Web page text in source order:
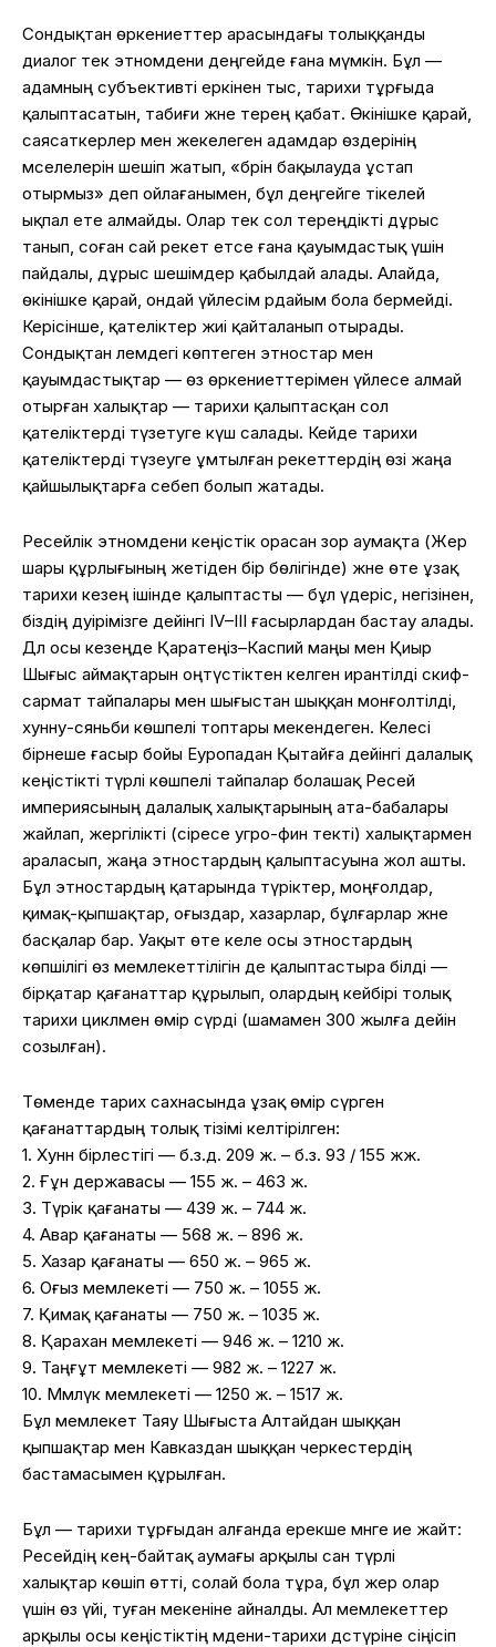
Сондықтан өркениеттер арасындағы толыққанды
диалог тек этномәдени деңгейде ғана мүмкін. Бұл —
адамның субъективті еркінен тыс, тарихи тұрғыда
қалыптасатын, табиғи және терең қабат. Өкінішке қарай,
саясаткерлер мен жекелеген адамдар өздерінің
мәселелерін шешіп жатып, «бәрін бақылауда ұстап
отырмыз» деп ойлағанымен, бұл деңгейге тікелей
ықпал ете алмайды. Олар тек сол тереңдікті дұрыс
танып, соған сай әрекет етсе ғана қауымдастық үшін
пайдалы, дұрыс шешімдер қабылдай алады. Алайда,
өкінішке қарай, ондай үйлесім әрдайым бола бермейді.
Керісінше, қателіктер жиі қайталанып отырады.
Сондықтан әлемдегі көптеген этностар мен
қауымдастықтар — өз өркениеттерімен үйлесе алмай
отырған халықтар — тарихи қалыптасқан сол
қателіктерді түзетуге күш салады. Кейде тарихи
қателіктерді түзеуге ұмтылған әрекеттердің өзі жаңа
қайшылықтарға себеп болып жатады.
Ресейлік этномәдени кеңістік орасан зор аумақта (Жер
шары құрлығының жетіден бір бөлігінде) және өте ұзақ
тарихи кезең ішінде қалыптасты — бұл үдеріс, негізінен,
біздің дәуірімізге дейінгі IV–III ғасырлардан бастау алады.
Дәл осы кезеңде Қаратеңіз–Каспий маңы мен Қиыр
Шығыс аймақтарын оңтүстіктен келген ирантілді скиф-
сармат тайпалары мен шығыстан шыққан монғолтілді,
хунну-сяньби көшпелі топтары мекендеген. Келесі
бірнеше ғасыр бойы Еуропадан Қытайға дейінгі далалық
кеңістікті түрлі көшпелі тайпалар болашақ Ресей
империясының далалық халықтарының ата-бабалары
жайлап, жергілікті (әсіресе угро-фин текті) халықтармен
араласып, жаңа этностардың қалыптасуына жол ашты.
Бұл этностардың қатарында түріктер, моңғолдар,
қимақ-қыпшақтар, оғыздар, хазарлар, бұлғарлар және
басқалар бар. Уақыт өте келе осы этностардың
көпшілігі өз мемлекеттілігін де қалыптастыра білді —
бірқатар қағанаттар құрылып, олардың кейбірі толық
тарихи циклмен өмір сүрді (шамамен 300 жылға дейін
созылған).
Төменде тарих сахнасында ұзақ өмір сүрген
қағанаттардың толық тізімі келтірілген:
1. Хунн бірлестігі — б.з.д. 209 ж. – б.з. 93 / 155 жж.
2. Ғұн державасы — 155 ж. – 463 ж.
3. Түрік қағанаты — 439 ж. – 744 ж.
4. Авар қағанаты — 568 ж. – 896 ж.
5. Хазар қағанаты — 650 ж. – 965 ж.
6. Оғыз мемлекеті — 750 ж. – 1055 ж.
7. Қимақ қағанаты — 750 ж. – 1035 ж.
8. Қарахан мемлекеті — 946 ж. – 1210 ж.
9. Таңғұт мемлекеті — 982 ж. – 1227 ж.
10. Мәмлүк мемлекеті — 1250 ж. – 1517 ж.
Бұл мемлекет Таяу Шығыста Алтайдан шыққан
қыпшақтар мен Кавказдан шыққан черкестердің
бастамасымен құрылған.
Бұл — тарихи тұрғыдан алғанда ерекше мәнге ие жайт:
Ресейдің кең-байтақ аумағы арқылы сан түрлі
халықтар көшіп өтті, солай бола тұра, бұл жер олар
үшін өз үйі, туған мекеніне айналды. Ал мемлекеттер
арқылы осы кеңістіктің мәдени-тарихи дәстүріне сіңісіп